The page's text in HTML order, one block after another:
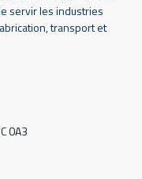
servir les industries
transport et
0A3